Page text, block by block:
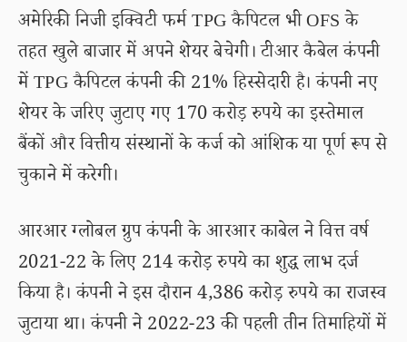
अमेरिकी निजी इक्विटी फर्म TPG कैपिटल भी OFS के
तहत खुले बाजार में अपने शेयर बेचेगी। टीआर कैबेल कंपनी
में TPG कैपिटल कंपनी की 21% हिस्सेदारी है। कंपनी नए
शेयर के जरिए जुटाए गए 170 करोड़ रुपये का इस्तेमाल
बैंकों और वित्तीय संस्थानों के कर्ज को आंशिक या पूर्ण रूप से
चुकाने में करेगी।
आरआर ग्लोबल ग्रुप कंपनी के आरआर काबेल ने वित्त वर्ष
2021-22 के लिए 214 करोड़ रुपये का शुद्ध लाभ दर्ज
किया है। कंपनी ने इस दौरान 4,386 करोड़ रुपये का राजस्व
जुटाया था। कंपनी ने 2022-23 की पहली तीन तिमाहियों में